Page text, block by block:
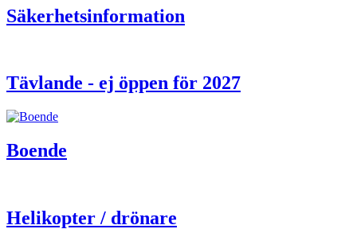
Säkerhetsinformation
Tävlande - ej öppen för 2027
Boende
Helikopter / drönare